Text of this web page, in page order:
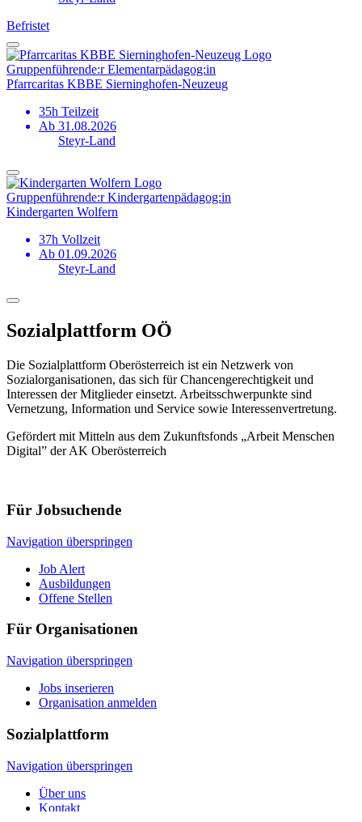
Befristet
Gruppen­führende:r Elementar­pädagog:in
Pfarrcaritas KBBE Sierninghofen-Neuzeug
35h Teilzeit
Ab 31.08.2026
Steyr-Land
Gruppen­führende:r Kindergarten­pädagog:in
Kindergarten Wolfern
37h Vollzeit
Ab 01.09.2026
Steyr-Land
Sozialplattform OÖ
Die Sozialplattform Oberösterreich ist ein Netzwerk von
Sozialorganisationen, das sich für Chancengerechtigkeit und
Interessen der Mitglieder einsetzt. Arbeitsschwerpunkte sind
Vernetzung, Information und Service sowie Interessenvertretung.
Gefördert mit Mitteln aus dem Zukunftsfonds „Arbeit Menschen
Digital” der AK Oberösterreich
Für Jobsuchende
Navigation überspringen
Job Alert
Ausbildungen
Offene Stellen
Für Organisationen
Navigation überspringen
Jobs inserieren
Organisation anmelden
Sozialplattform
Navigation überspringen
Über uns
Kontakt